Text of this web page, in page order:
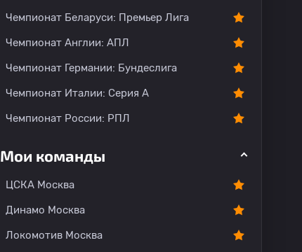
Чемпионат Беларуси: Премьер Лига
Чемпионат Англии: АПЛ
Чемпионат Германии: Бундеслига
Чемпионат Италии: Серия А
Чемпионат России: РПЛ
Мои команды
ЦСКА Москва
Динамо Москва
Локомотив Москва